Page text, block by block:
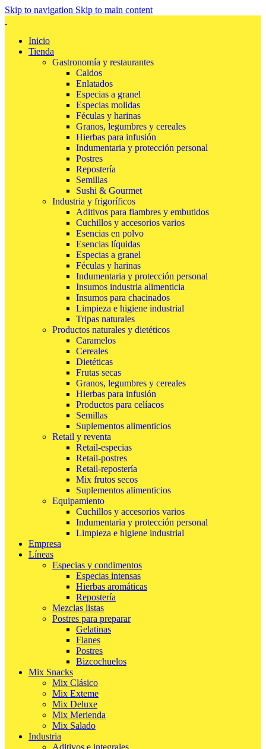
Skip to navigation Skip to main content
Inicio
Tienda
Gastronomía y restaurantes
Caldos
Enlatados
Especias a granel
Especias molidas
Féculas y harinas
Granos, legumbres y cereales
Hierbas para infusión
Indumentaria y protección personal
Postres
Repostería
Semillas
Sushi & Gourmet
Industria y frigoríficos
Aditivos para fiambres y embutidos
Cuchillos y accesorios varios
Esencias en polvo
Esencias líquidas
Especias a granel
Féculas y harinas
Indumentaria y protección personal
Insumos industria alimenticia
Insumos para chacinados
Limpieza e higiene industrial
Tripas naturales
Productos naturales y dietéticos
Caramelos
Cereales
Dietéticas
Frutas secas
Granos, legumbres y cereales
Hierbas para infusión
Productos para celíacos
Semillas
Suplementos alimenticios
Retail y reventa
Retail-especias
Retail-postres
Retail-repostería
Mix frutos secos
Suplementos alimenticios
Equipamiento
Cuchillos y accesorios varios
Indumentaria y protección personal
Limpieza e higiene industrial
Empresa
Líneas
Especias y condimentos
Especias intensas
Hierbas aromáticas
Repostería
Mezclas listas
Postres para preparar
Gelatinas
Flanes
Postres
Bizcochuelos
Mix Snacks
Mix Clásico
Mix Exteme
Mix Deluxe
Mix Merienda
Mix Salado
Industria
Aditivos e integrales